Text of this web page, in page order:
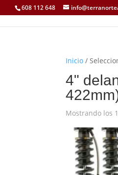
608 112 648
Inicio /
4"
Mostrando los